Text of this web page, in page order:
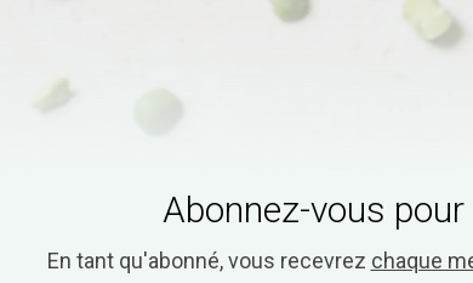
Abonnez-vous
En tant qu'abonné, vous recevrez chaque